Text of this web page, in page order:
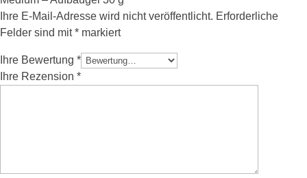
Ihre E-Mail-Adresse wird nicht veröffentlicht. Erforderliche
Felder sind mit* markiert
Ihre Bewertung *
Ihre Rezension *